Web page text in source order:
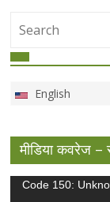
English
मीडिया कवरेज
Video
Code 150: